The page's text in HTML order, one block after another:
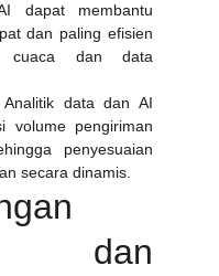
dapat membantu
dan paling efisien
cuaca dan data
Analitik data dan AI
volume pengiriman
penyesuaian
secara dinamis.
dan